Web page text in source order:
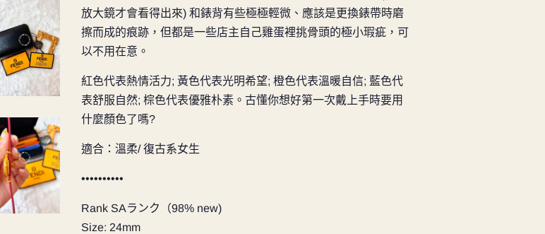
放大鏡才會看得出來) 和錶背有些極極輕微、應該是更換錶帶時磨
擦而成的痕跡，但都是一些店主自己雞蛋裡挑骨頭的極小瑕疵，可
以不用在意。
紅色代表熱情活力; 黃色代表光明希望; 橙色代表溫暖自信; 藍色代
表舒服自然; 棕色代表優雅朴素。古懂你想好第一次戴上手時要用
什麼顏色了嗎?
適合：溫柔/ 復古系女生
••••••••••
Rank SAランク（98% new)
Size: 24mm